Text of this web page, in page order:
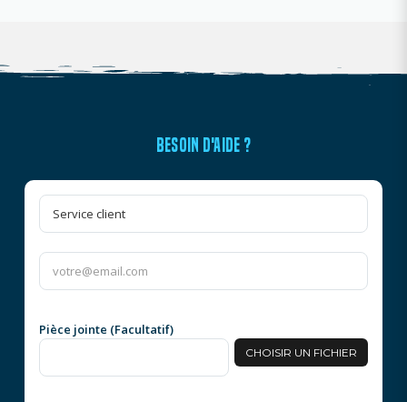
BESOIN D'AIDE ?
Pièce jointe (Facultatif)
CHOISIR UN FICHIER